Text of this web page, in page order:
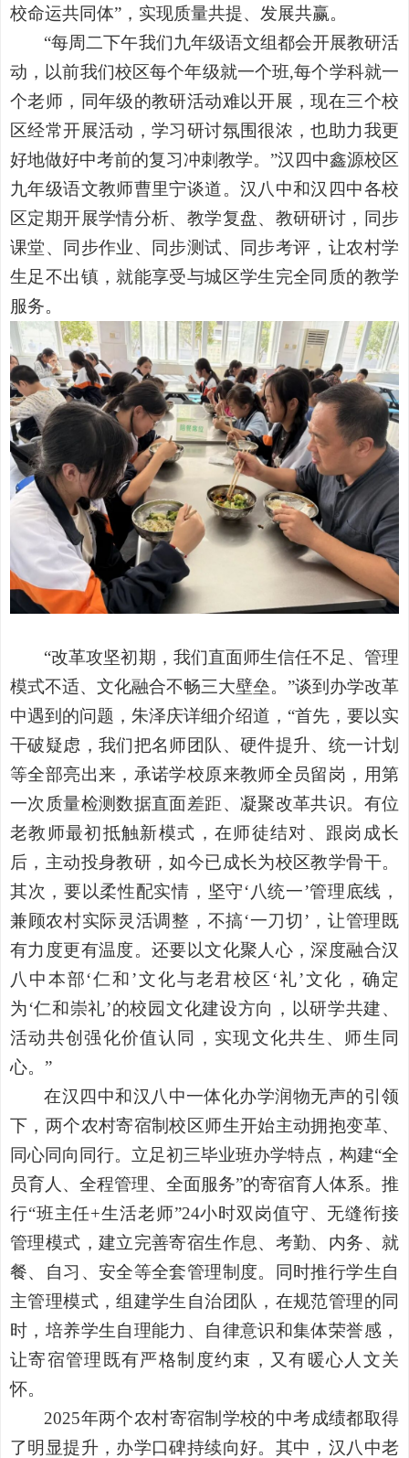
校命运共同体”，实现质量共提、发展共赢。
“每周二下午我们九年级语文组都会开展教研活
动，以前我们校区每个年级就一个班,每个学科就一
个老师，同年级的教研活动难以开展，现在三个校
区经常开展活动，学习研讨氛围很浓，也助力我更
好地做好中考前的复习冲刺教学。”汉四中鑫源校区
九年级语文教师曹里宁谈道。汉八中和汉四中各校
区定期开展学情分析、教学复盘、教研研讨，同步
课堂、同步作业、同步测试、同步考评，让农村学
生足不出镇，就能享受与城区学生完全同质的教学
服务。
“改革攻坚初期，我们直面师生信任不足、管理
模式不适、文化融合不畅三大壁垒。”谈到办学改革
中遇到的问题，朱泽庆详细介绍道，“首先，要以实
干破疑虑，我们把名师团队、硬件提升、统一计划
等全部亮出来，承诺学校原来教师全员留岗，用第
一次质量检测数据直面差距、凝聚改革共识。有位
老教师最初抵触新模式，在师徒结对、跟岗成长
后，主动投身教研，如今已成长为校区教学骨干。
其次，要以柔性配实情，坚守‘八统一’管理底线，
兼顾农村实际灵活调整，不搞‘一刀切’，让管理既
有力度更有温度。还要以文化聚人心，深度融合汉
八中本部‘仁和’文化与老君校区‘礼’文化，确定
为‘仁和崇礼’的校园文化建设方向，以研学共建、
活动共创强化价值认同，实现文化共生、师生同
心。”
在汉四中和汉八中一体化办学润物无声的引领
下，两个农村寄宿制校区师生开始主动拥抱变革、
同心同向同行。立足初三毕业班办学特点，构建“全
员育人、全程管理、全面服务”的寄宿育人体系。推
行“班主任+生活老师”24小时双岗值守、无缝衔接
管理模式，建立完善寄宿生作息、考勤、内务、就
餐、自习、安全等全套管理制度。同时推行学生自
主管理模式，组建学生自治团队，在规范管理的同
时，培养学生自理能力、自律意识和集体荣誉感，
让寄宿管理既有严格制度约束，又有暖心人文关
怀。
2025年两个农村寄宿制学校的中考成绩都取得
了明显提升，办学口碑持续向好。其中，汉八中老